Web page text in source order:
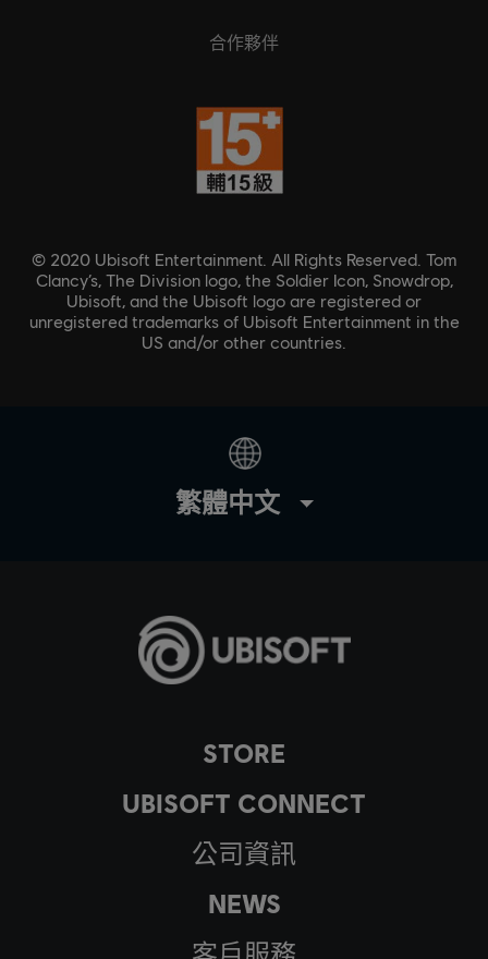
STORE
UBISOFT CONNECT
公司資訊
NEWS
合作夥伴
© 2020 Ubisoft Entertainment. All Rights Reserved. Tom
Clancy’s, The Division logo, the Soldier Icon, Snowdrop,
Ubisoft, and the Ubisoft logo are registered or
unregistered trademarks of Ubisoft Entertainment in the
US and/or other countries.
繁體中文